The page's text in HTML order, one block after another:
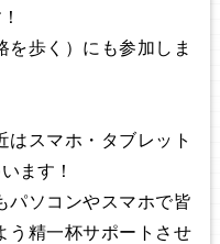
を歩く）にも参加しま
はスマホ・タブレット
ます！
パソコンやスマホで皆
う精一杯サポートさせ